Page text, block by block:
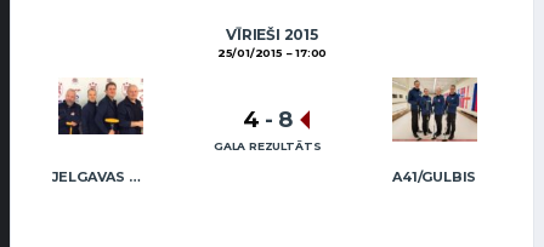
VĪRIEŠI 2015
25/01/2015 17:00
JELGAVAS KĒRLINGA KLUBS / RĒDLIHS A41/GULBIS
4 - 8
GALA REZULTĀTS